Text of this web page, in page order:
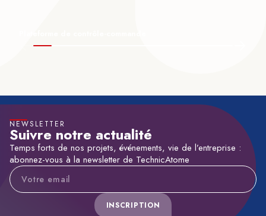
NEWSLETTER
Suivre notre actualité
Temps forts de nos projets, événements, vie de l’entreprise :
abonnez-vous à la newsletter de TechnicAtome
Adresse e-mail
INSCRIPTION